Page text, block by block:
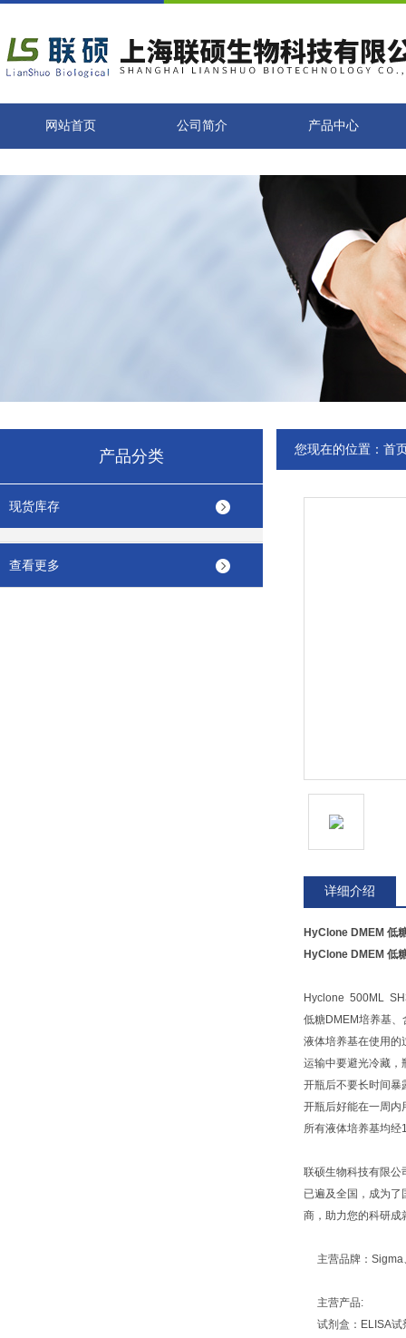
网站首页 公司简介 产品中心
产品分类
现货库存
查看更多
您现在的位置： 首
详细介绍
HyClone DMEM 低
HyClone DMEM 低
Hyclone 500ML
低糖DMEM培养基
液体培养基在使用的
运输中要避光冷藏，
开瓶后不要长时间暴
开瓶后好能在一周内
所有液体培养基均
联硕生物科技有限公
已遍及全国，成为
商，助力您的科研成
主营品牌：Sigma
主营产品:
试剂盒：ELISA试